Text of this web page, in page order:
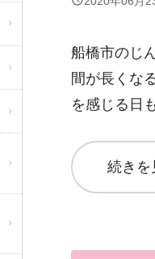
船橋市のじ
間が長くな
を感じる日
続きを